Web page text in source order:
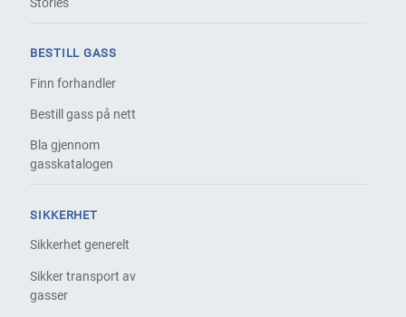
BESTILL GASS
Finn forhandler
Bestill gass på nett
Bla gjennom
gasskatalogen
SIKKERHET
Sikkerhet generelt
Sikker transport av
gasser